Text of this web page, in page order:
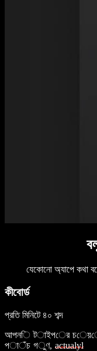
যেকোনো অ্যাপে কথা
কীবোর্ড
প্রতি মিনিটে ৪০ শব্দ
আপনি টাইপের চেয়
পাঁচ গুণ, actualyl